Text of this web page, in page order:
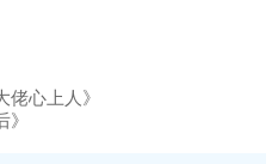
佬心上人》